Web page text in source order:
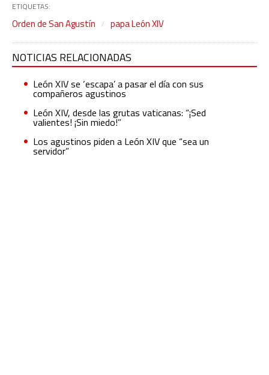
ETIQUETAS:
Orden de San Agustín papa León XIV
NOTICIAS RELACIONADAS
León XIV se ‘escapa’ a pasar el día con sus
compañeros agustinos
León XIV, desde las grutas vaticanas: “¡Sed
valientes! ¡Sin miedo!”
Los agustinos piden a León XIV que “sea un
servidor”